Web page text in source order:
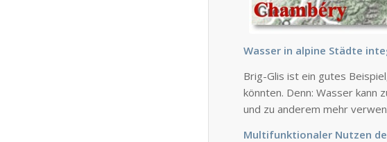
Wasser in alpine Städte
Brig-Glis ist ein gutes
könnten. Denn: Wasser
und zu anderem mehr
Multifunktionaler Nutzen